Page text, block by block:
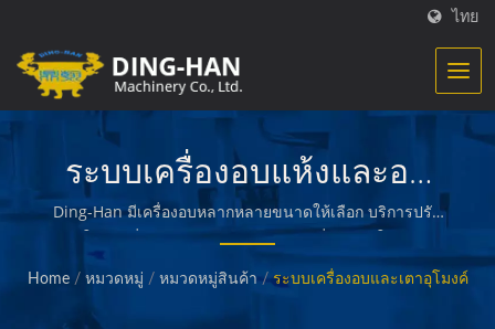
ไทย
ระบบเครื่องอบแห้งและอบ
ทางเทียน
Ding-Han มีเครื่องอบหลากหลายขนาดให้เลือก บริการปรับ
แต่งมีให้ตามที่คุณต้องการ. / Ding-Han เชี่ยวชาญในการผลิต
เครื่องจักรสำหรับการประมวลผลอาหาร เราออกแบบ
วิศวกรรม และสร้างเครื่องจักรที่ใช้ในการสร้างและบรรจุ
อาหารที่เตรียมไว้ เช่น เนื้อสัตว์ที่ปรุงแล้ว ผัก และอาหารทะเล
Home / หมวดหมู่ / หมวดหมู่สินค้า / ระบบเครื่องอบและเตาอุโมงค์